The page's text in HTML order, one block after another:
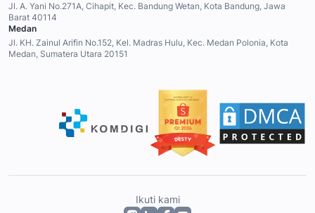
Jl. A. Yani No.271A, Cihapit, Kec. Bandung Wetan, Kota Bandung, Jawa
Barat 40114
Medan
Jl. KH. Zainul Arifin No.152, Kel. Madras Hulu, Kec. Medan Polonia, Kota
Medan, Sumatera Utara 20151
Ikuti kami